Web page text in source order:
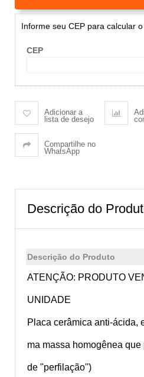
Informe seu CEP para calcular
CEP
Adicionar a
lista de desejo
Compartilhe no
WhatsApp
Descrição do
Descrição do Produto
ATENÇÃO: PRODUTO
UNIDADE
Placa cerâmica anti-ácida,
ma massa homogênea
de "perfilação'')